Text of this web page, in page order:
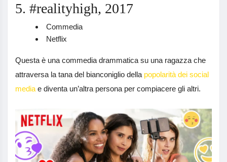
5. #realityhigh, 2017
Commedia
Netflix
Questa è una commedia drammatica su una ragazza che
attraversa la tana del bianconiglio della popolarità dei social
media e diventa un’altra persona per compiacere gli altri.